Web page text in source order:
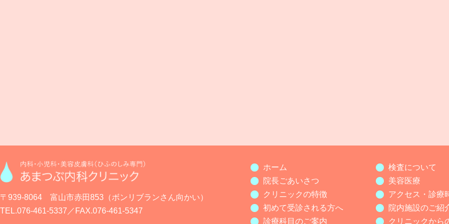
ホーム
院長ごあいさつ
クリニックの特徴
初めて受診される方へ
診療科目のご案内
検査について
美容医療
アクセス・診療
院内施設のご紹
クリニックから
〒939-8064 富山市赤田853 （ボンリブランさん向かい）
TEL.076-461-5337 ／ FAX.076-461-5347